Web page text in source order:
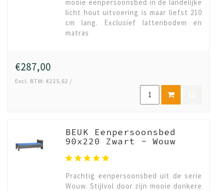
mooie eenpersoonsbed in de landelijke
licht hout uitvoering is maar liefst 210
cm lang. Exclusief lattenbodem en
matras
€287,00
Excl. BTW: €225,62 /
BEUK Eenpersoonsbed
90x220 Zwart - Wouw
Prachtig eenpersoonsbed uit de serie
Wouw. Stijlvol door zijn mooie donkere